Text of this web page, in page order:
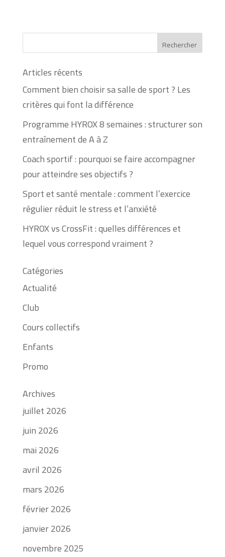
Articles récents
Comment bien choisir sa salle de sport ? Les
critères qui font la différence
Programme HYROX 8 semaines : structurer son
entraînement de A à Z
Coach sportif : pourquoi se faire accompagner
pour atteindre ses objectifs ?
Sport et santé mentale : comment l’exercice
régulier réduit le stress et l’anxiété
HYROX vs CrossFit : quelles différences et
lequel vous correspond vraiment ?
Catégories
Actualité
Club
Cours collectifs
Enfants
Promo
Archives
juillet 2026
juin 2026
mai 2026
avril 2026
mars 2026
février 2026
janvier 2026
novembre 2025